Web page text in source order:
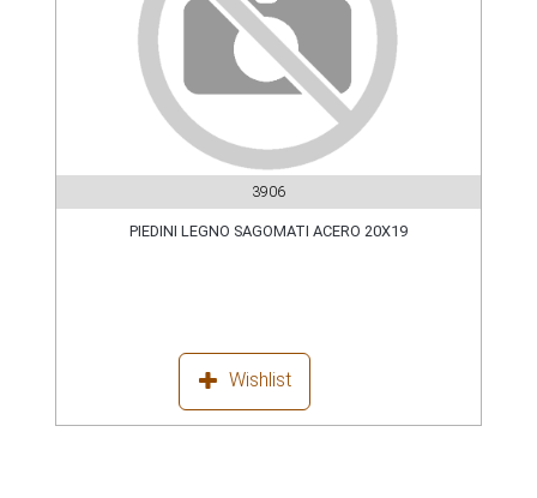
3906
PIEDINI LEGNO SAGOMATI ACERO 20X19
Wishlist